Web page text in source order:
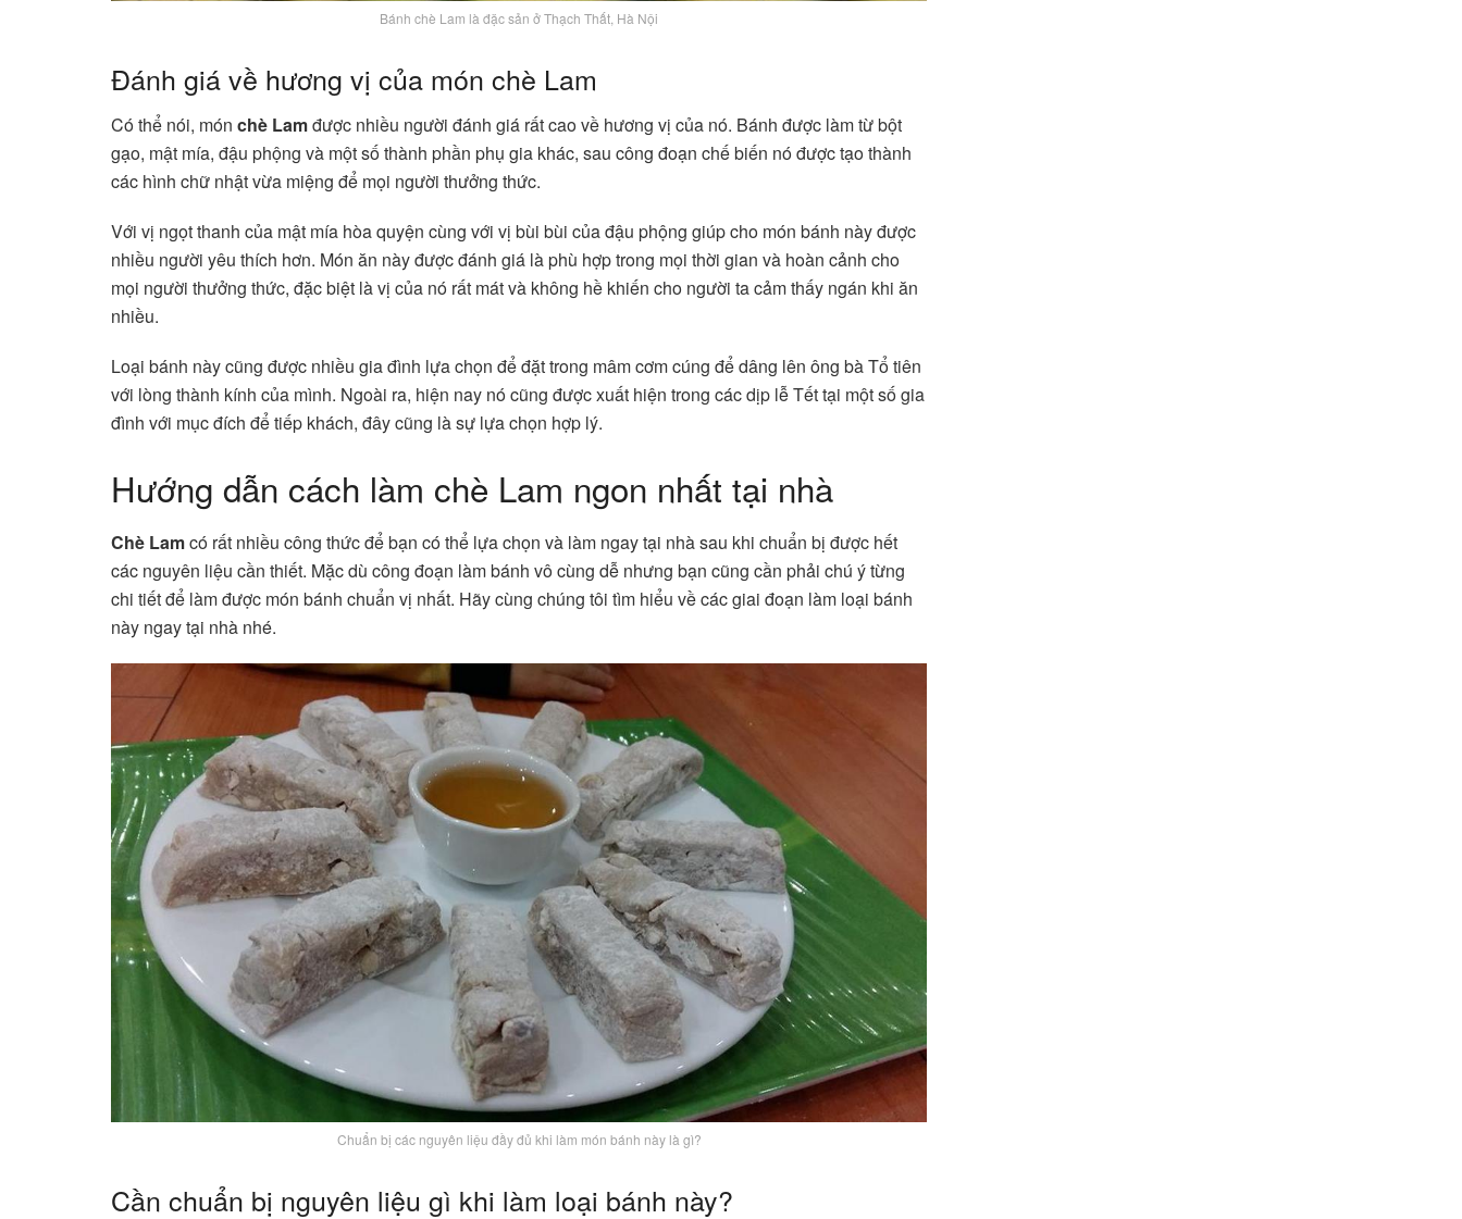
Bánh chè Lam là đặc sản ở Thạch Thất, Hà Nội
Đánh giá về hương vị của món chè Lam
Có thể nói, món chè Lamđược nhiều người đánh giá rất cao về hương vị của nó. Bánh được làm từ bột
gạo, mật mía, đậu phộng và một số thành phần phụ gia khác, sau công đoạn chế biến nó được tạo thành
các hình chữ nhật vừa miệng để mọi người thưởng thức.
Với vị ngọt thanh của mật mía hòa quyện cùng với vị bùi bùi của đậu phộng giúp cho món bánh này được
nhiều người yêu thích hơn. Món ăn này được đánh giá là phù hợp trong mọi thời gian và hoàn cảnh cho
mọi người thưởng thức, đặc biệt là vị của nó rất mát và không hề khiến cho người ta cảm thấy ngán khi ăn
nhiều.
Loại bánh này cũng được nhiều gia đình lựa chọn để đặt trong mâm cơm cúng để dâng lên ông bà Tổ tiên
với lòng thành kính của mình. Ngoài ra, hiện nay nó cũng được xuất hiện trong các dịp lễ Tết tại một số gia
đình với mục đích để tiếp khách, đây cũng là sự lựa chọn hợp lý.
Hướng dẫn cách làm chè Lam ngon nhất tại nhà
Chè Lamcó rất nhiều công thức để bạn có thể lựa chọn và làm ngay tại nhà sau khi chuẩn bị được hết
các nguyên liệu cần thiết. Mặc dù công đoạn làm bánh vô cùng dễ nhưng bạn cũng cần phải chú ý từng
chi tiết để làm được món bánh chuẩn vị nhất. Hãy cùng chúng tôi tìm hiểu về các giai đoạn làm loại bánh
này ngay tại nhà nhé.
Chuẩn bị các nguyên liệu đầy đủ khi làm món bánh này là gì?
Cần chuẩn bị nguyên liệu gì khi làm loại bánh này?